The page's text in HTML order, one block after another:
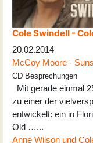
Cole Swindell -
20.02.2014
McCoy Moore -
CD Besprechungen
Mit gerade einmal
zu einer der
entwickelt: ein in
Old …...
Anne Wilson und